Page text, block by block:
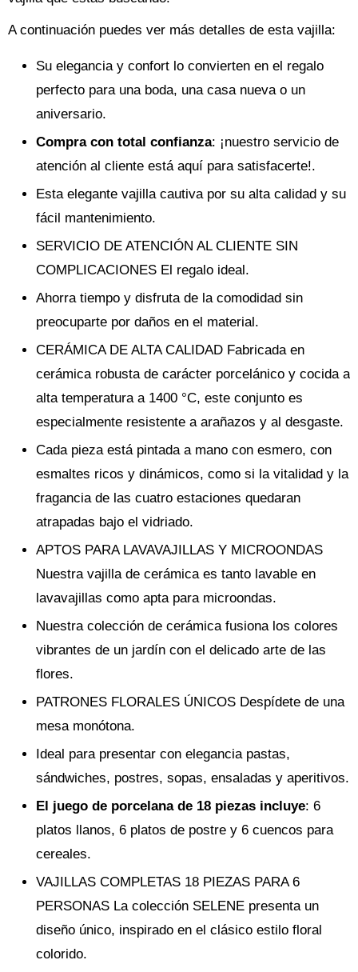
A continuación puedes ver más detalles de esta vajilla:
Su elegancia y confort lo convierten en el regalo
perfecto para una boda, una casa nueva o un
aniversario.
Compra con total confianza: ¡nuestro servicio de
atención al cliente está aquí para satisfacerte!.
Esta elegante vajilla cautiva por su alta calidad y su
fácil mantenimiento.
SERVICIO DE ATENCIÓN AL CLIENTE SIN
COMPLICACIONES El regalo ideal.
Ahorra tiempo y disfruta de la comodidad sin
preocuparte por daños en el material.
CERÁMICA DE ALTA CALIDAD Fabricada en
cerámica robusta de carácter porcelánico y cocida a
alta temperatura a 1400 °C, este conjunto es
especialmente resistente a arañazos y al desgaste.
Cada pieza está pintada a mano con esmero, con
esmaltes ricos y dinámicos, como si la vitalidad y la
fragancia de las cuatro estaciones quedaran
atrapadas bajo el vidriado.
APTOS PARA LAVAVAJILLAS Y MICROONDAS
Nuestra vajilla de cerámica es tanto lavable en
lavavajillas como apta para microondas.
Nuestra colección de cerámica fusiona los colores
vibrantes de un jardín con el delicado arte de las
flores.
PATRONES FLORALES ÚNICOS Despídete de una
mesa monótona.
Ideal para presentar con elegancia pastas,
sándwiches, postres, sopas, ensaladas y aperitivos.
El juego de porcelana de 18 piezas incluye: 6
platos llanos, 6 platos de postre y 6 cuencos para
cereales.
VAJILLAS COMPLETAS 18 PIEZAS PARA 6
PERSONAS La colección SELENE presenta un
diseño único, inspirado en el clásico estilo floral
colorido.